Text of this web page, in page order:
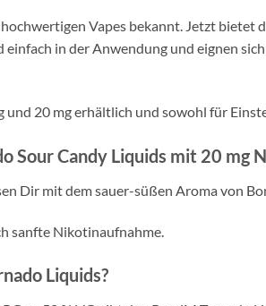
Vapes bekannt. Jetzt bietet
in der Anwendung und eignen
20 mg erhältlich und sowohl für
Sour Candy Liquids mit 20 mg
Dir mit dem sauer-süßen Aroma von
sanfte Nikotinaufnahme.
Liquids?